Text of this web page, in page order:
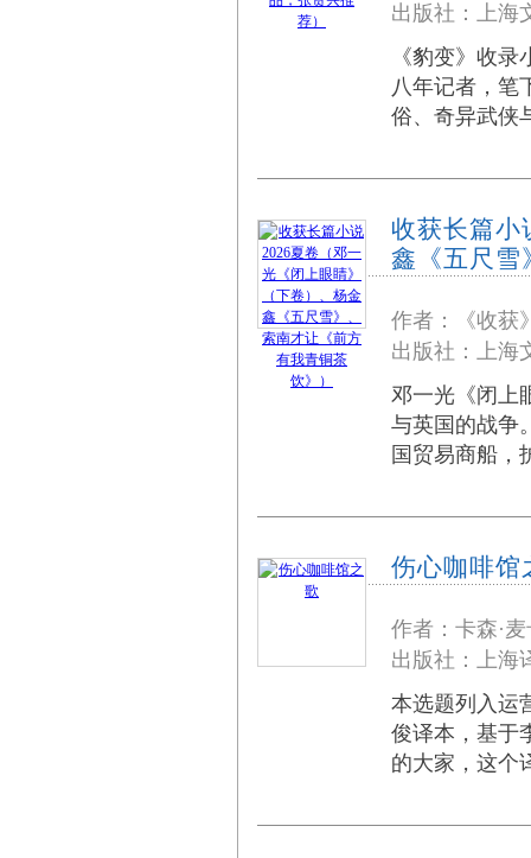
出版社：上
《豹变》收
八年记者，笔
俗、奇异武侠
收获长篇小
鑫《五尺雪
作者：《收获
出版社：上
邓一光《闭上
与英国的战争
国贸易商船，
伤心咖啡馆
作者：卡森·
出版社：上
本选题列入运
俊译本，基于
的大家，这个